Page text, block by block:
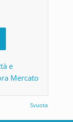
Svuota
e
Mercato